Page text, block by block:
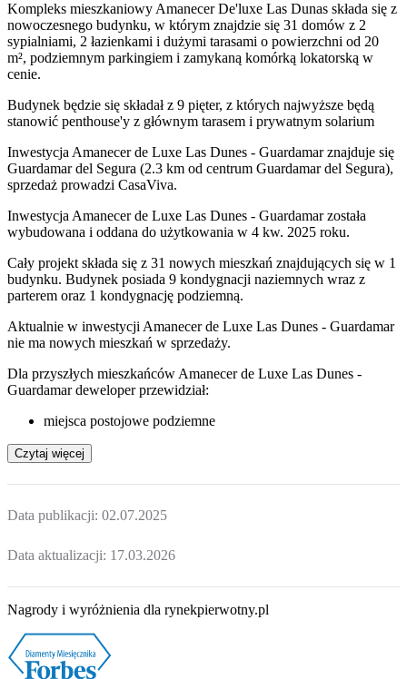
Kompleks mieszkaniowy Amanecer De'luxe Las Dunas składa się z
nowoczesnego budynku, w którym znajdzie się 31 domów z 2
sypialniami, 2 łazienkami i dużymi tarasami o powierzchni od 20
m², podziemnym parkingiem i zamykaną komórką lokatorską w
cenie.
Budynek będzie się składał z 9 pięter, z których najwyższe będą
stanowić penthouse'y z głównym tarasem i prywatnym solarium
Inwestycja Amanecer de Luxe Las Dunes - Guardamar znajduje się
Guardamar del Segura (2.3 km od centrum Guardamar del Segura),
sprzedaż prowadzi CasaViva.
Inwestycja Amanecer de Luxe Las Dunes - Guardamar została
wybudowana i oddana do użytkowania w 4 kw. 2025 roku.
Cały projekt składa się z 31 nowych mieszkań znajdujących się w 1
budynku. Budynek posiada 9 kondygnacji naziemnych wraz z
parterem oraz 1 kondygnację podziemną.
Aktualnie w inwestycji Amanecer de Luxe Las Dunes - Guardamar
nie ma nowych mieszkań w sprzedaży.
Dla przyszłych mieszkańców Amanecer de Luxe Las Dunes -
Guardamar deweloper przewidział:
miejsca postojowe podziemne
Czytaj więcej
Data publikacji: 02.07.2025
Data aktualizacji: 17.03.2026
Nagrody i wyróżnienia dla rynekpierwotny.pl